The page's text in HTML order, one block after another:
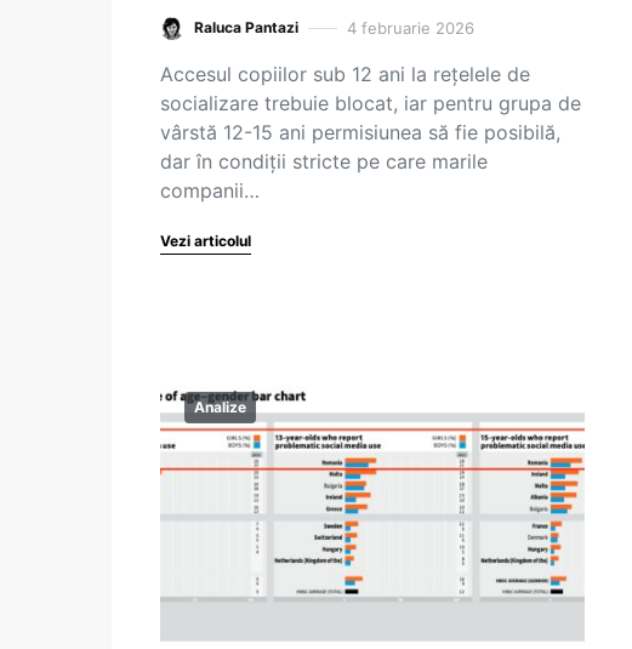
Raluca Pantazi 4 februarie 2026
Accesul copiilor sub 12 ani la rețelele de
socializare trebuie blocat, iar pentru grupa de
vârstă 12-15 ani permisiunea să fie posibilă,
dar în condiții stricte pe care marile
companii…
Vezi articolul
Analize